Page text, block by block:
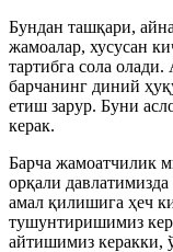
Бундан ташқари,
жамоалар, хусусан
тартибга сола
барчанинг диний
етиш зарур. Буни
керак.
Барча жамоатчилик
орқали
амал қилишига ҳеч
тушунтиришимиз
айтишимиз керакки,